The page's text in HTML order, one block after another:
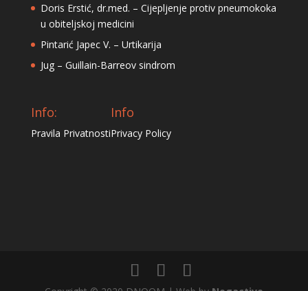
Doris Erstić, dr.med. – Cijepljenje protiv pneumokoka
u obiteljskoj medicini
Pintarić Japec V. – Urtikarija
Jug – Guillain-Barreov sindrom
Info:
Pravila Privatnosti
Info
Privacy Policy